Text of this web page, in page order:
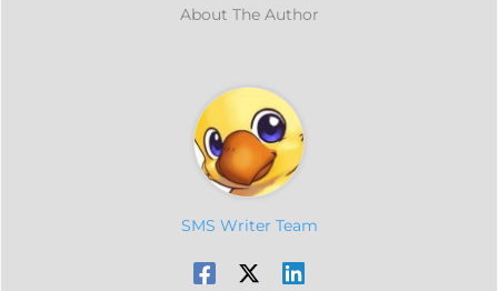
About The Author
SMS Writer Team